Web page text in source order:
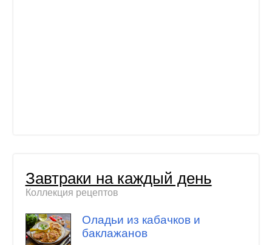
Завтраки на каждый день
Коллекция рецептов
Оладьи из кабачков и
баклажанов